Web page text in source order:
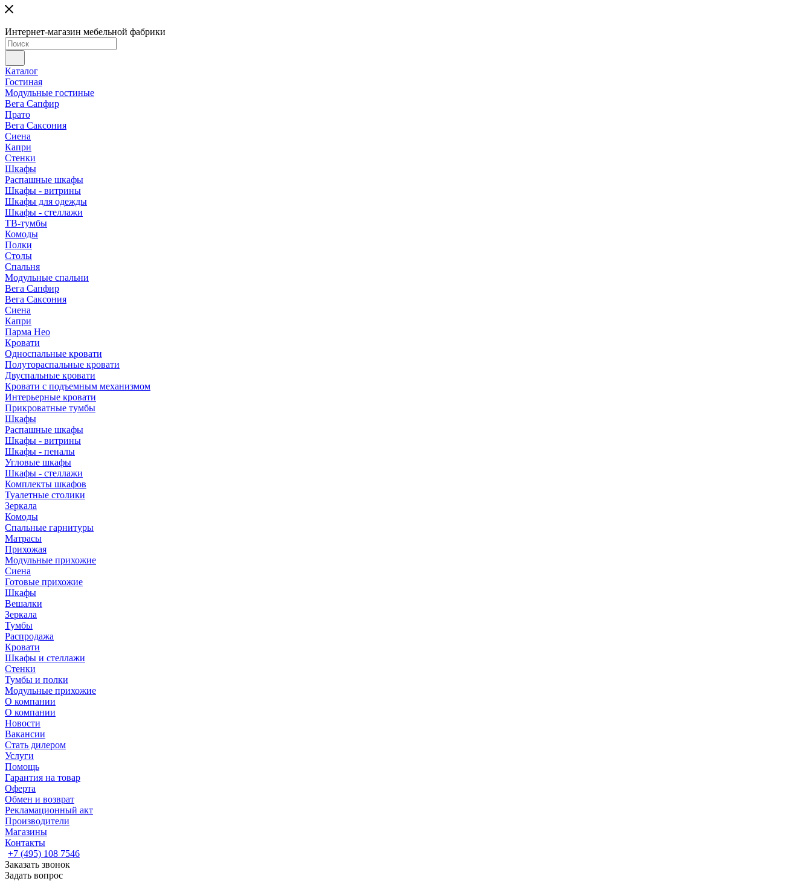
Интернет-магазин мебельной фабрики
Каталог
Гостиная
Модульные гостиные
Вега Сапфир
Прато
Вега Саксония
Сиена
Капри
Стенки
Шкафы
Распашные шкафы
Шкафы - витрины
Шкафы для одежды
Шкафы - стеллажи
ТВ-тумбы
Комоды
Полки
Столы
Спальня
Модульные спальни
Вега Сапфир
Вега Саксония
Сиена
Капри
Парма Нео
Кровати
Односпальные кровати
Полутораспальные кровати
Двуспальные кровати
Кровати с подъемным механизмом
Интерьерные кровати
Прикроватные тумбы
Шкафы
Распашные шкафы
Шкафы - витрины
Шкафы - пеналы
Угловые шкафы
Шкафы - стеллажи
Комплекты шкафов
Туалетные столики
Зеркала
Комоды
Спальные гарнитуры
Матрасы
Прихожая
Модульные прихожие
Сиена
Готовые прихожие
Шкафы
Вешалки
Зеркала
Тумбы
Распродажа
Кровати
Шкафы и стеллажи
Стенки
Тумбы и полки
Модульные прихожие
О компании
О компании
Новости
Вакансии
Стать дилером
Услуги
Помощь
Гарантия на товар
Оферта
Обмен и возврат
Рекламационный акт
Производители
Магазины
Контакты
+7 (495) 108 7546
Заказать звонок
Задать вопрос